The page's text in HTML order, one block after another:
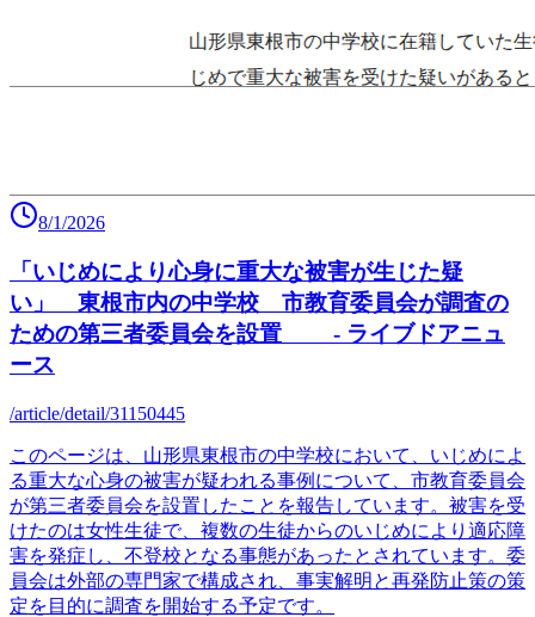
8/1/2026
「いじめにより心身に重大な被害が生じた疑
い」 東根市内の中学校 市教育委員会が調査の
ための第三者委員会を設置 - ライブドアニュ
ース
/article/detail/31150445
このページは、山形県東根市の中学校において、いじめによ
る重大な心身の被害が疑われる事例について、市教育委員会
が第三者委員会を設置したことを報告しています。被害を受
けたのは女性生徒で、複数の生徒からのいじめにより適応障
害を発症し、不登校となる事態があったとされています。委
員会は外部の専門家で構成され、事実解明と再発防止策の策
定を目的に調査を開始する予定です。